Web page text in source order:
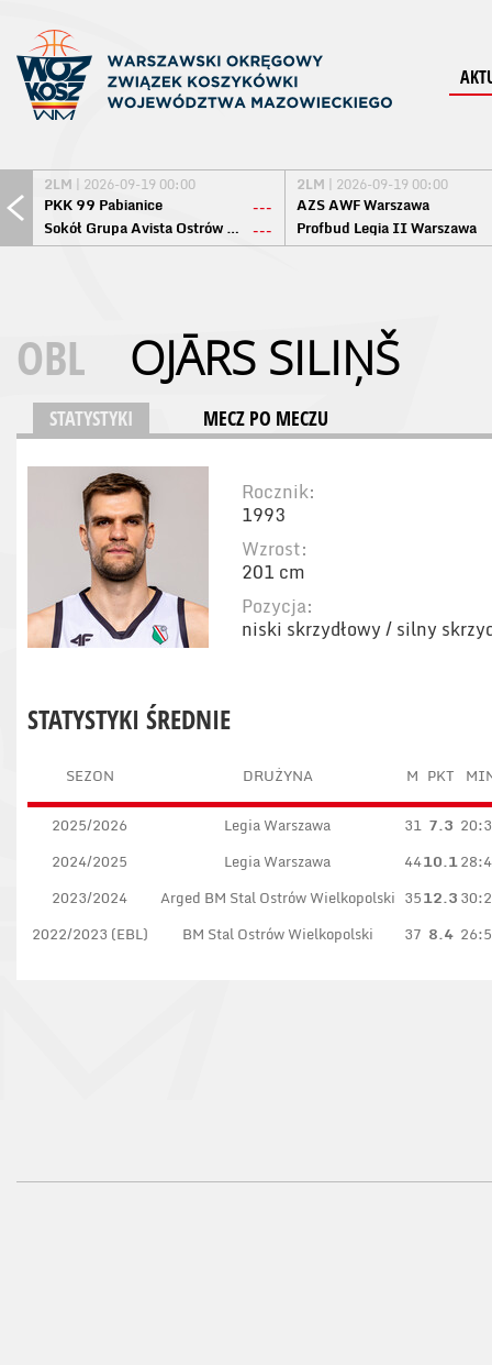
2LM | 2026-09-19 00:00
PKK 99 Pabianice
---
Sokół Grupa Avista Ostrów Maz. ---
2LM | 2026-09-19 00:00
AZS AWF Warszawa
Profbud Legia II Warszawa
OBL OJĀRS SILIŅŠ
STATYSTYKI MECZ PO MECZU
Rocznik:
1993
Wzrost:
201 cm
Pozycja:
niski skrzydłowy / silny
STATYSTYKI ŚREDNIE
SEZON DRUŻYNA M PKT
2025/2026 Legia Warszawa 31 7.3
2024/2025
Legia Warszawa 4410.1
2023/2024
Arged BM Stal Ostrów Wielkopolski 3512.3
2022/2023 (EBL)
BM Stal Ostrów Wielkopolski 37 8.4